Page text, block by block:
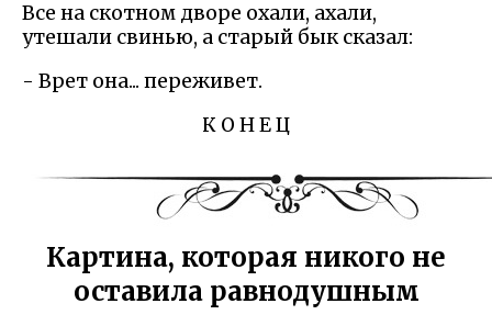
Все на скотном дворе охали, ахали,
утешали свинью, а старый бык сказал:
- Врет она... переживет.
К О Н Е Ц
Картина, которая никого не
оставила равнодушным